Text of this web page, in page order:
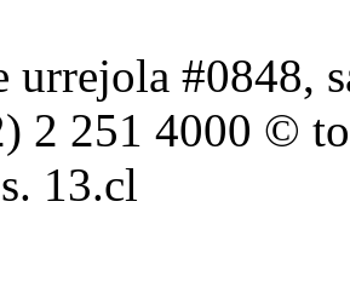
urrejola #0848,
2 251 4000 ©
13.cl